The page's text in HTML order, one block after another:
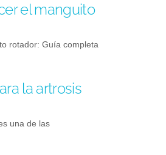
el manguito
rotador: Guía completa
la artrosis
una de las